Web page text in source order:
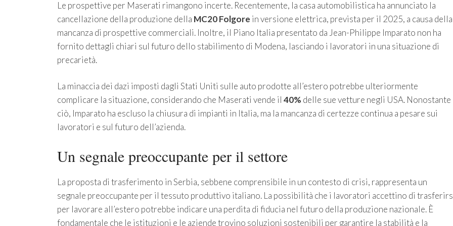
Le prospettive per Maserati rimangono incerte. Recentemente, la casa automobilistica ha annunciato la
cancellazione della produzione della MC20 Folgore in versione elettrica, prevista per il 2025, a causa della
mancanza di prospettive commerciali. Inoltre, il Piano Italia presentato da Jean-Philippe Imparato non ha
fornito dettagli chiari sul futuro dello stabilimento di Modena, lasciando i lavoratori in una situazione di
precarietà.
La minaccia dei dazi imposti dagli Stati Uniti sulle auto prodotte all’estero potrebbe ulteriormente
complicare la situazione, considerando che Maserati vende il 40% delle sue vetture negli USA. Nonostante
ciò, Imparato ha escluso la chiusura di impianti in Italia, ma la mancanza di certezze continua a pesare sui
lavoratori e sul futuro dell’azienda.
Un segnale preoccupante per il settore
La proposta di trasferimento in Serbia, sebbene comprensibile in un contesto di crisi, rappresenta un
segnale preoccupante per il tessuto produttivo italiano. La possibilità che i lavoratori accettino di
per lavorare all’estero potrebbe indicare una perdita di fiducia nel futuro della produzione nazionale. È
fondamentale che le istituzioni e le aziende trovino soluzioni sostenibili per garantire la stabilità e la